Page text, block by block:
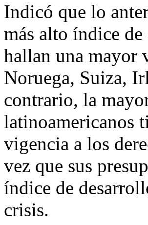
Indicó que lo
más alto índice
hallan una mayor
Noruega, Suiza,
contrario, la
latinoamericanos
vigencia a los
vez que sus
índice de
crisis.